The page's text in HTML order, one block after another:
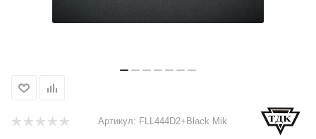
Артикул: FLL444D2+Black Mik